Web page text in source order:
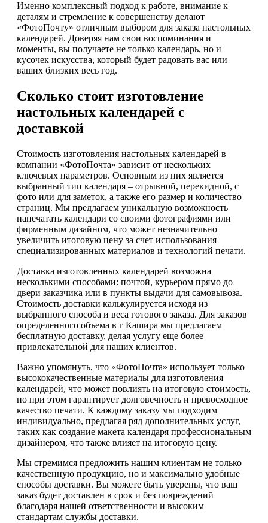
Именно комплексный подход к работе, внимание к
деталям и стремление к совершенству делают
«ФотоПочту» отличным выбором для заказа настольных
календарей. Доверяя нам свои воспоминания и
моменты, вы получаете не только календарь, но и
кусочек искусства, который будет радовать вас или
ваших близких весь год.
Сколько стоит изготовление
настольных календарей с
доставкой
Стоимость изготовления настольных календарей в
компании «ФотоПочта» зависит от нескольких
ключевых параметров. Основным из них является
выбранный тип календаря – отрывной, перекидной, с
фото или для заметок, а также его размер и количество
страниц. Мы предлагаем уникальную возможность
напечатать календари со своими фотографиями или
фирменным дизайном, что может незначительно
увеличить итоговую цену за счет использования
специализированных материалов и технологий печати.
Доставка изготовленных календарей возможна
несколькими способами: почтой, курьером прямо до
двери заказчика или в пункты выдачи для самовывоза.
Стоимость доставки калькулируется исходя из
выбранного способа и веса готового заказа. Для заказов
определенного объема в г Кашира мы предлагаем
бесплатную доставку, делая услугу еще более
привлекательной для наших клиентов.
Важно упомянуть, что «ФотоПочта» использует только
высококачественные материалы для изготовления
календарей, что может повлиять на итоговую стоимость,
но при этом гарантирует долговечность и превосходное
качество печати. К каждому заказу мы подходим
индивидуально, предлагая ряд дополнительных услуг,
таких как создание макета календаря профессиональным
дизайнером, что также влияет на итоговую цену.
Мы стремимся предложить нашим клиентам не только
качественную продукцию, но и максимально удобные
способы доставки. Вы можете быть уверены, что ваш
заказ будет доставлен в срок и без повреждений
благодаря нашей ответственности и высоким
стандартам службы доставки.